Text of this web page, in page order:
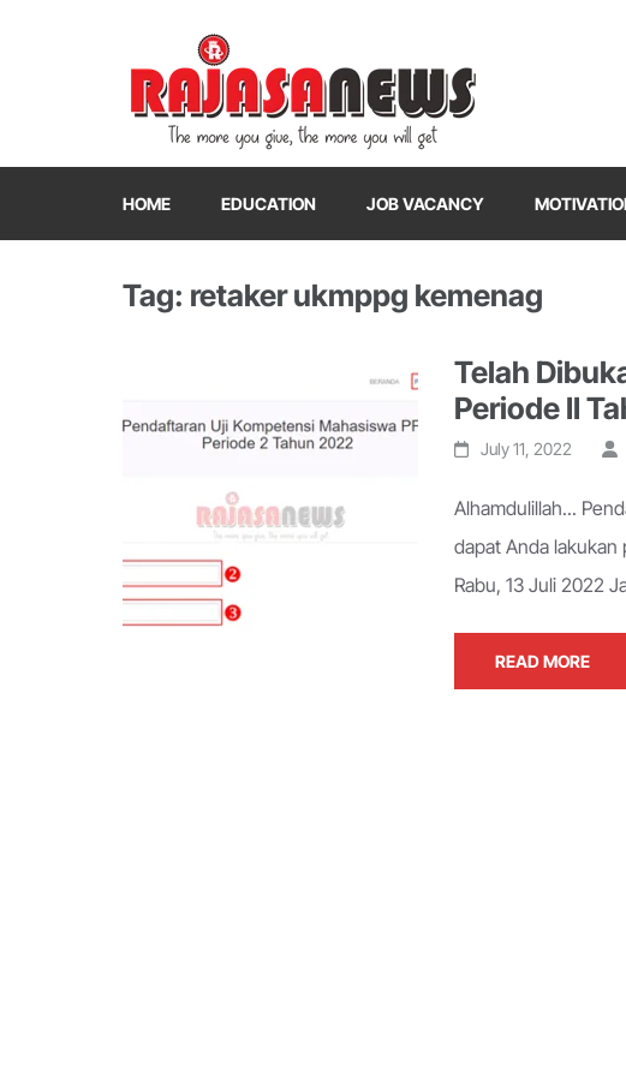
RajasaNews
"The more you give, the more you will get"
HOME EDUCATION JOB VACANCY
Tag: retaker ukmppg kemenag
Telah
Periode II
July 11, 2022
Alhamdulillah...
dapat Anda lakukan
Rabu, 13 Juli 2022
READ MORE